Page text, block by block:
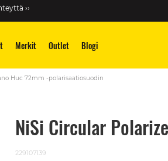
››
Merkit Outlet Blogi
Huc 72mm -polarisaatiosuodin
NiSi Circular
229107139